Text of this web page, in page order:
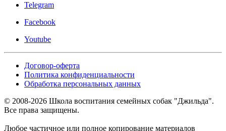
Telegram
Facebook
Youtube
Договор-оферта
Политика конфиденциальности
Обработка персональных данных
© 2008-2026 Школа воспитания семейных собак "Джильда".
Все права защищены.
Любое частичное или полное копирование материалов